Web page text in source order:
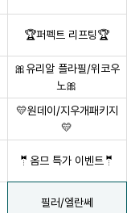
🏆퍼펙트 리프팅🏆
🎀유리알 플라필/위코우
노🎀
💛원데이/지우개패키지
💛
🤵옴므 특가 이벤트🤵
필러/엘란쎄